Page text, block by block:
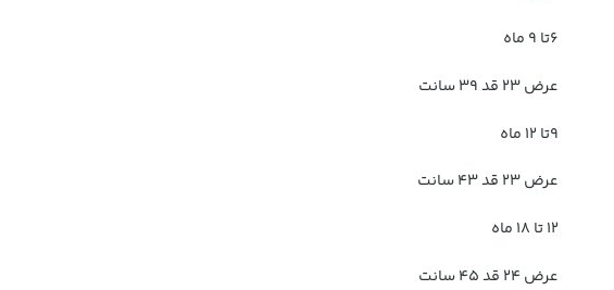
6تا 9 ماه
عرض 23 قد 39 سانت
9تا 12 ماه
عرض 23 قد 43 سانت
12 تا 18 ماه
عرض 24 قد 45 سانت